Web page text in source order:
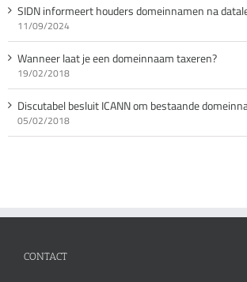
SIDN informeert houders domeinnamen na
11/09/2024
Wanneer laat je een domeinnaam taxeren?
19/02/2018
Discutabel besluit ICANN om bestaande
05/02/2018
CONTACT